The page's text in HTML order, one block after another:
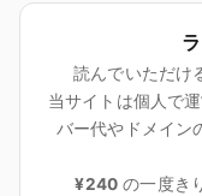
読んでいただけ
当サイトは個人で
バー代やドメイン
¥240 の一度き